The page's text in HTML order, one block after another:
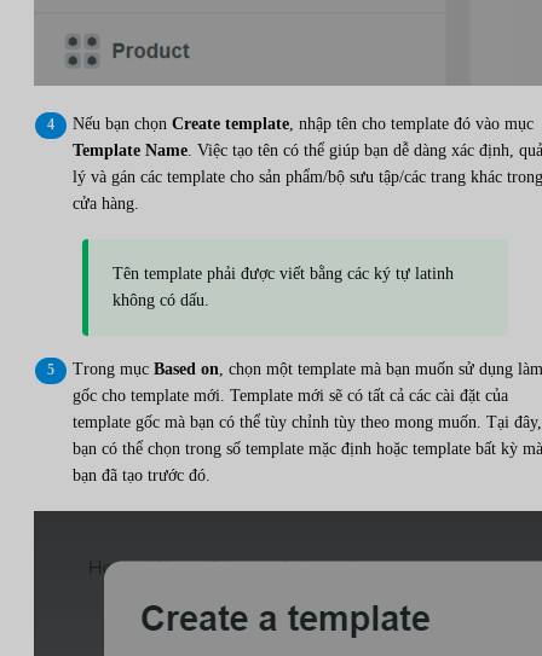
Nếu bạn chọn Create template, nhập tên cho template đó vào mục
Template Name. Việc tạo tên có thể giúp bạn dễ dàng xác định,
lý và gán các template cho sản phẩm/bộ sưu tập/các trang khác trong
cửa hàng.
Tên template phải được viết bằng các ký tự latinh
không có dấu.
Trong mục Based on, chọn một template mà bạn muốn sử dụng làm
gốc cho template mới. Template mới sẽ có tất cả các cài đặt của
template gốc mà bạn có thể tùy chỉnh tùy theo mong muốn. Tại đây,
bạn có thể chọn trong số template mặc định hoặc template bất kỳ mà
bạn đã tạo trước đó.